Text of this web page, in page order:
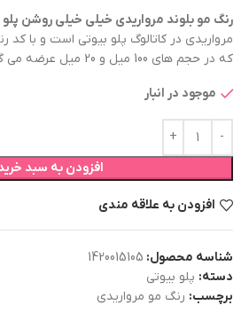
رنگ مو بلوند مرواریدی خیلی خیلی روشن پلو
که در حجم های 100 میل و 20 میل عرضه می گردد. قیمت رنگ مو پلو …
موجود در انبار
افزودن به سبد
افزودن به علاقه مندی
شناسه محصول: 1420015105
دسته: پلو بیوتی
برچسب: رنگ مو مرواریدی